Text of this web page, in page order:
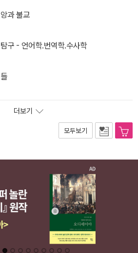
과 불교
구 - 언어학.번역학.수사학
더보기
모두보기